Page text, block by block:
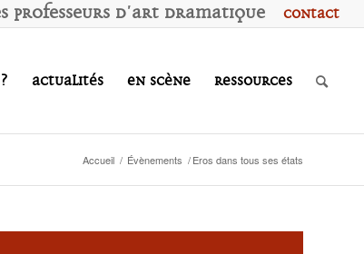
Contact
Professeurs d'Art Dramatique
Actualités En scène Ressources
Accueil / Évènements /Eros dans tous ses états